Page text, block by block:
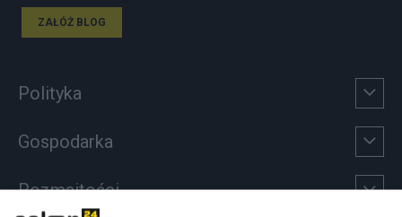
ZAŁÓŻ BLOG
Polityka
Gospodarka
Rozmaitości